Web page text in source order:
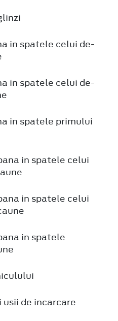
in spatele celui de-
in spatele celui de-
in spatele primului
in spatele celui
in spatele celui
in spatele
de incarcare